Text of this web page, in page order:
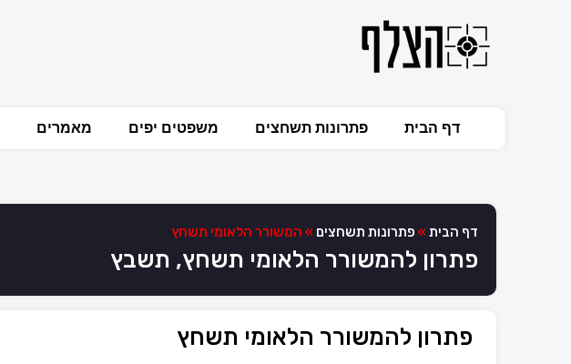
דף הבית פתרונות תשחצים משפטים יפים מאמרים
דף הבית » פתרונות תשחצים » המשורר הלאומי תשחץ
פתרון להמשורר הלאומי תשחץ, תשבץ
פתרון להמשורר הלאומי תשחץ